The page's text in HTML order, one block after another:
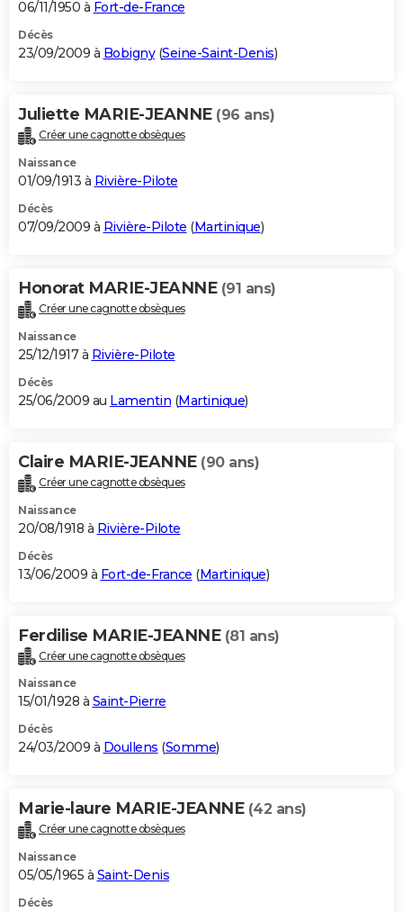
06/11/1950 à Fort-de-France
Décès
23/09/2009 à Bobigny(Seine-Saint-Denis)
Juliette MARIE-JEANNE (96 ans)
Créer une cagnotte obsèques
Naissance
01/09/1913 à Rivière-Pilote
Décès
07/09/2009 à Rivière-Pilote (Martinique)
Honorat MARIE-JEANNE (91 ans)
Créer une cagnotte obsèques
Naissance
25/12/1917 à Rivière-Pilote
Décès
25/06/2009 au Lamentin (Martinique)
Claire MARIE-JEANNE (90 ans)
Créer une cagnotte obsèques
Naissance
20/08/1918 à Rivière-Pilote
Décès
13/06/2009 à Fort-de-France (Martinique)
Ferdilise MARIE-JEANNE (81 ans)
Créer une cagnotte obsèques
Naissance
15/01/1928 à Saint-Pierre
Décès
24/03/2009 à Doullens (Somme)
Marie-laure MARIE-JEANNE (42 ans)
Créer une cagnotte obsèques
Naissance
05/05/1965 à Saint-Denis
Décès